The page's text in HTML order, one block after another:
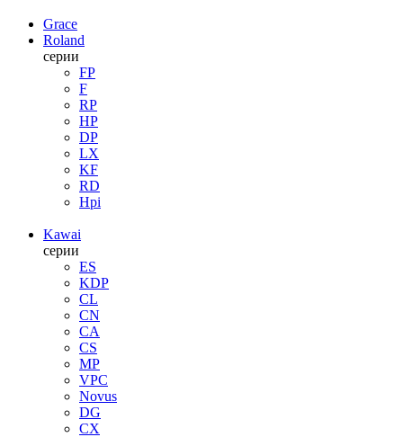
Grace
Roland
серии
FP
F
RP
HP
DP
LX
KF
RD
Hpi
Kawai
серии
ES
KDP
CL
CN
CA
CS
MP
VPC
Novus
DG
CX